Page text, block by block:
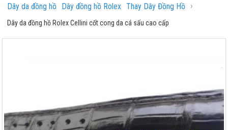
Dây da đồng hồ
Dây đồng hồ Rolex Thay Dây Đồng Hồ ›
Dây da đồng hồ Rolex Cellini cốt cong da cá sấu cao cấp